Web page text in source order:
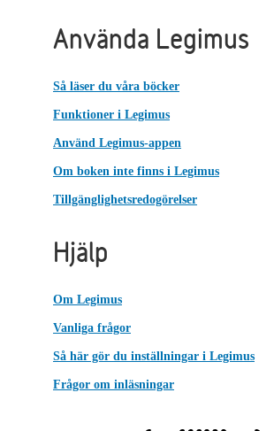
Använda Legimus
Så läser du våra böcker
Funktioner i Legimus
Använd Legimus-appen
Om boken inte finns i Legimus
Tillgänglighetsredogörelser
Hjälp
Om Legimus
Vanliga frågor
Så här gör du inställningar i Legimus
Frågor om inläsningar